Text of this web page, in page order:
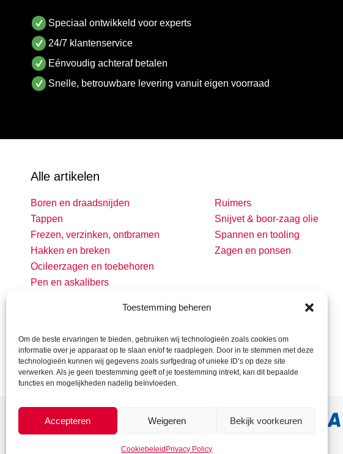
Toestemming beheren
Om de beste ervaringen te bieden, gebruiken wij technologieën zoals cookies om
informatie over je apparaat op te slaan en/of te raadplegen. Door in te stemmen met deze
technologieën kunnen wij gegevens zoals surfgedrag of unieke ID’s op deze site
verwerken. Als je geen toestemming geeft of je toestemming intrekt, kan dit bepaalde
functies en mogelijkheden nadelig beïnvloeden.
Accepteren Weigeren Bekijk voorkeuren
Cookiebeleid Privacy Policy
Speciaal ontwikkeld voor experts
24/7 klantenservice
Eénvoudig achteraf betalen
Snelle, betrouwbare levering vanuit eigen voorraad
Alle artikelen
Boren en draadsnijden
Tappen
Frezen, verzinken, ontbramen
Hakken en breken
Ocileerzagen en toebehoren
Pen en askalibers
Ruimers
Snijvet & boor-zaag olie
Spannen en tooling
Zagen en ponsen